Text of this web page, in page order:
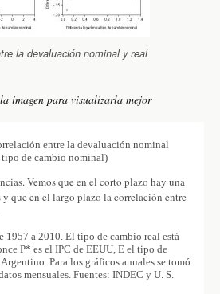
la devaluación nominal y real
imagen para visualizarla mejor
entre la devaluación nominal
de cambio nominal)
Vemos que en el corto plazo hay una
que en el largo plazo la correlación entre
1957 a 2010. El tipo de cambio real está
P* es el IPC de EEUU, E el tipo de
Para los gráficos anuales se tomó
mensuales. Fuentes: INDEC y U. S.